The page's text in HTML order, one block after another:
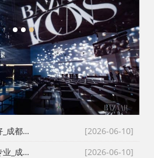
3
[2026-06-10]
成都会议策划公司哪家好_成都活动执行公司_成都庆典公司_火壶打铁花非遗表演全资源覆盖
[2026-06-10]
成都会议策划公司哪家专业_成都活动执行公司_成都庆典策划公司_全场景演艺资源快速匹配